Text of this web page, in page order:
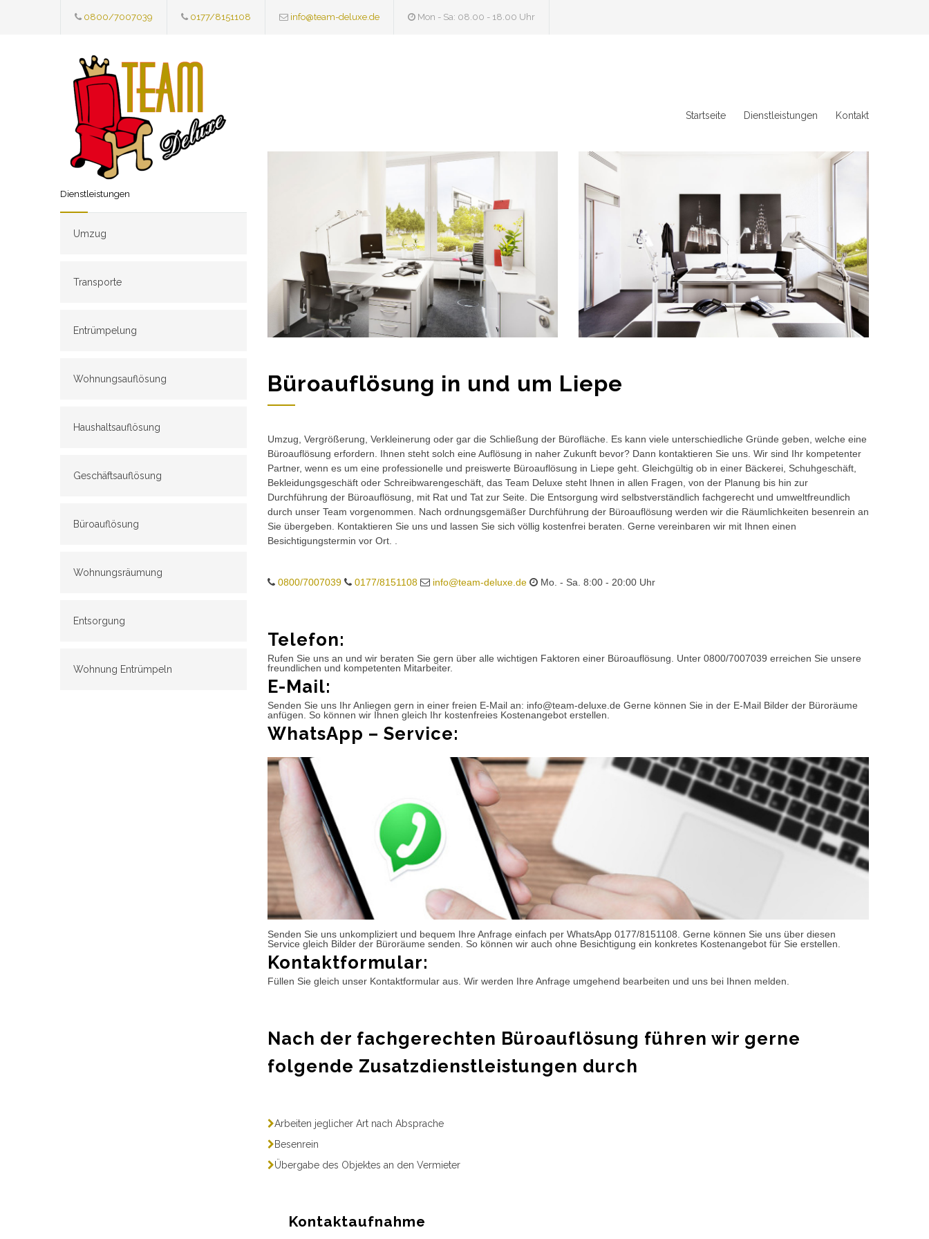
0800/7007039 0177/8151108 info@team-deluxe.de Mon - Sa: 08.00 - 18.00 Uhr
Startseite Dienstleistungen Kontakt
Dienstleistungen
Umzug
Transporte
Entrümpelung
Wohnungsauflösung
Haushaltsauflösung
Geschäftsauflösung
Büroauflösung
Wohnungsräumung
Entsorgung
Wohnung Entrümpeln
Büroauflösung in und um Liepe
Umzug, Vergrößerung, Verkleinerung oder gar die Schließung der Bürofläche. Es kann viele unterschiedliche Gründe geben, welche eine
Büroauflösung erfordern. Ihnen steht solch eine Auflösung in naher Zukunft bevor? Dann kontaktieren Sie uns. Wir sind Ihr kompetenter
Partner, wenn es um eine professionelle und preiswerte Büroauflösung in Liepe geht. Gleichgültig ob in einer Bäckerei, Schuhgeschäft,
Bekleidungsgeschäft oder Schreibwarengeschäft, das Team Deluxe steht Ihnen in allen Fragen, von der Planung bis hin zur
Durchführung der Büroauflösung, mit Rat und Tat zur Seite. Die Entsorgung wird selbstverständlich fachgerecht und umweltfreundlich
durch unser Team vorgenommen. Nach ordnungsgemäßer Durchführung der Büroauflösung werden wir die Räumlichkeiten besenrein an
Sie übergeben. Kontaktieren Sie uns und lassen Sie sich völlig kostenfrei beraten. Gerne vereinbaren wir mit Ihnen einen
Besichtigungstermin vor Ort. .
0800/7007039 0177/8151108 info@team-deluxe.de Mo. - Sa. 8:00 - 20:00 Uhr
Telefon:
Rufen Sie uns an und wir beraten Sie gern über alle wichtigen Faktoren einer Büroauflösung. Unter 0800/7007039 erreichen Sie unsere
freundlichen und kompetenten Mitarbeiter.
E-Mail:
Senden Sie uns Ihr Anliegen gern in einer freien E-Mail an: info@team-deluxe.de Gerne können Sie in der E-Mail Bilder der Büroräume
anfügen. So können wir Ihnen gleich Ihr kostenfreies Kostenangebot erstellen.
WhatsApp – Service:
Senden Sie uns unkompliziert und bequem Ihre Anfrage einfach per WhatsApp 0177/8151108. Gerne können Sie uns über diesen
Service gleich Bilder der Büroräume senden. So können wir auch ohne Besichtigung ein konkretes Kostenangebot für Sie erstellen.
Kontaktformular:
Füllen Sie gleich unser Kontaktformular aus. Wir werden Ihre Anfrage umgehend bearbeiten und uns bei Ihnen melden.
Nach der fachgerechten Büroauflösung führen wir gerne
folgende Zusatzdienstleistungen durch
Arbeiten jeglicher Art nach Absprache
Besenrein
Übergabe des Objektes an den Vermieter
Kontaktaufnahme